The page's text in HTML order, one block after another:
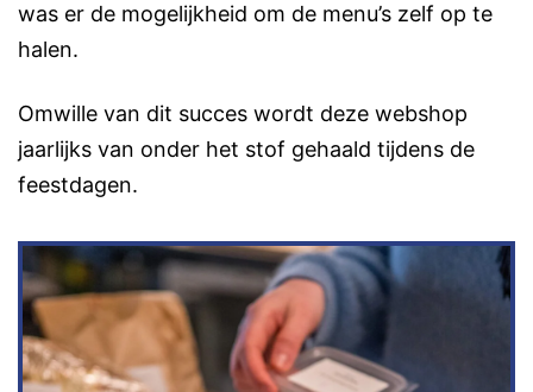
was er de mogelijkheid om de menu’s zelf op te
halen.
Omwille van dit succes wordt deze webshop
jaarlijks van onder het stof gehaald tijdens de
feestdagen.